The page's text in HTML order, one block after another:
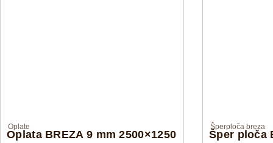
Oplate
Oplata BREZA 9 mm 2500×1250
Šperploča breza
Šper ploča